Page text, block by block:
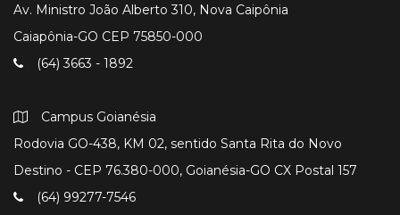
Av. Ministro João Alberto 310, Nova Caipônia
Caiapônia-GO CEP 75850-000
(64) 3663 - 1892
Campus Goianésia
Rodovia GO-438, KM 02, sentido Santa Rita do Novo
Destino - CEP 76.380-000, Goianésia-GO CX Postal 157
(64) 99277-7546